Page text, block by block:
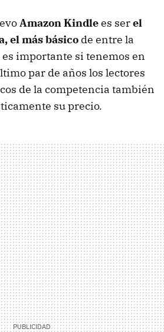
Amazon Kindlees serel
el más básico de entre la
importante si tenemos en
par de años los lectores
de la competencia también
su precio.